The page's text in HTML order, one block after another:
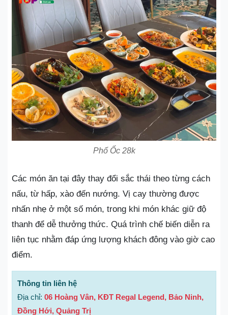
Phố Ốc 28k
Các món ăn tại đây thay đổi sắc thái theo từng cách
nấu, từ hấp, xào đến nướng. Vị cay thường được
nhấn nhẹ ở một số món, trong khi món khác giữ độ
thanh để dễ thưởng thức. Quá trình chế biến diễn ra
liên tục nhằm đáp ứng lượng khách đông vào giờ cao
điểm.
Thông tin liên hệ
Địa chỉ: 06 Hoàng Vân, KĐT Regal Legend, Bảo Ninh,
Đồng Hới, Quảng Trị